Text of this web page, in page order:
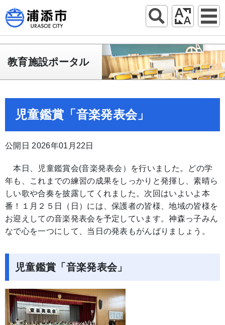
教育施設ポータル
児童鑑賞「音楽発表会」
公開日 2026年01月22日
本日、児童鑑賞会(音楽発表会）を行いました。どの学
年も、これまでの練習の成果をしっかりと発揮し、素晴ら
しい歌や合奏を披露してくれました。次回はいよいよ本
番！１月２５日（日）には、保護者の皆様、地域の皆様を
お迎えしての音楽発表会を予定しています。神森っ子みん
なで心を一つにして、当日の発表もがんばりましょう。
児童鑑賞「音楽発表会」